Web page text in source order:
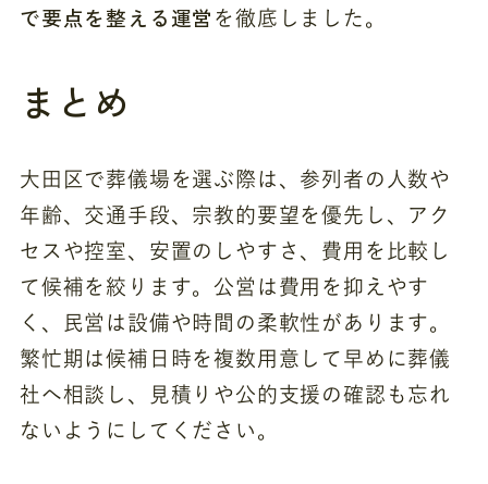
で要点を整える運営 を徹底しました。
まとめ
大田区で葬儀場を選ぶ際は、参列者の人数や
年齢、交通手段、宗教的要望を優先し、アク
セスや控室、安置のしやすさ、費用を比較し
て候補を絞ります。公営は費用を抑えやす
く、民営は設備や時間の柔軟性があります。
繁忙期は候補日時を複数用意して早めに葬儀
社へ相談し、見積りや公的支援の確認も忘れ
ないようにしてください。